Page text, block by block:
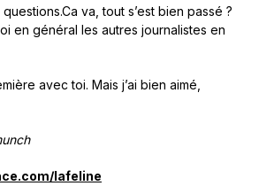
va, tout s’est bien passé ?
en général les autres journalistes en
avec toi. Mais j’ai bien aimé,
lafeline